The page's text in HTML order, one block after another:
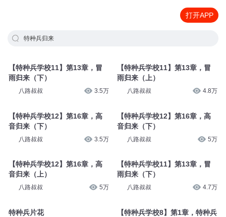
打开APP
特种兵归来
【特种兵学校11】第13章，冒
雨归来（下）
八路叔叔 3.5万
【特种兵学校12】第16章，高
音归来（下）
八路叔叔 3.5万
【特种兵学校12】第16章，高
音归来（上）
八路叔叔 5万
特种兵片花
【特种兵学校11】第13章，冒
雨归来（上）
八路叔叔 4.8万
【特种兵学校12】第16章，高
音归来（下）
八路叔叔 5万
【特种兵学校11】第13章，冒
雨归来（下）
八路叔叔 4.7万
【特种兵学校8】第1章，特种兵